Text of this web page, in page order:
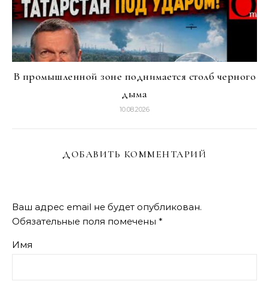
В промышленной зоне поднимается столб черного
дыма
10.08.2026
ДОБАВИТЬ КОММЕНТАРИЙ
Ваш адрес email не будет опубликован.
Обязательные поля помечены *
Имя